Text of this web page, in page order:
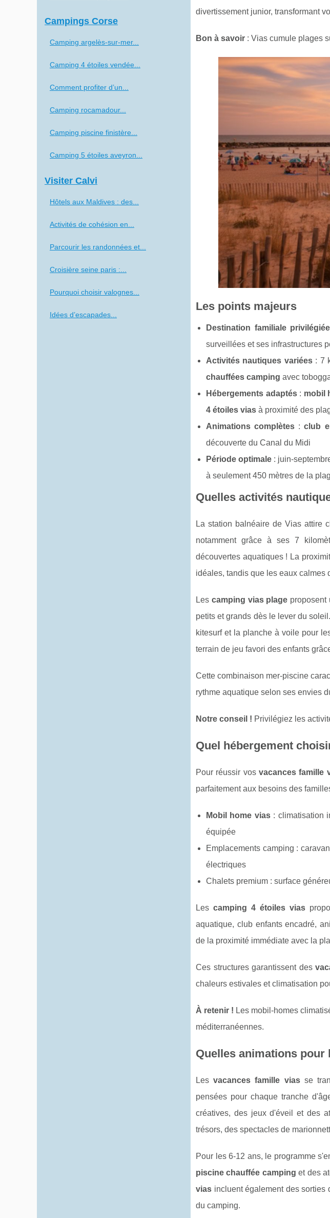
divertissement junior, transformant
Bon à savoir : Vias cumule plages
Les points majeurs
Destination familiale privilégiée
surveillées et ses infrastructures
Activités nautiques variées: 7
chauffées camping avec
Hébergements adaptés: mobil
4 étoiles vias à proximité des
Animations complètes :club
découverte du Canal du Midi
Période optimale : juin-
à seulement 450 mètres de la
Quelles activités
La station balnéaire de Vias attire
notamment grâce à ses 7
découvertes aquatiques ! La
idéales, tandis que les eaux calmes
Les camping vias plage proposent
petits et grands dès le lever du
kitesurf et la planche à voile pour
terrain de jeu favori des enfants
Cette combinaison mer-piscine
rythme aquatique selon ses envies
Notre conseil ! Privilégiez les
Quel hébergement
Pour réussir vos vacances famille
parfaitement aux besoins des
Mobil home vias: climatisation
équipée
Emplacements camping :
électriques
Chalets premium : surface
Les camping 4 étoiles vias
aquatique, club enfants encadré,
de la proximité immédiate avec la
Ces structures garantissent des
chaleurs estivales et climatisation
À retenir ! Les mobil-homes
méditerranéennes.
Quelles animations pour
Lesvacances famille viasse
pensées pour chaque tranche
créatives, des jeux d'éveil et des
trésors, des spectacles de
Pour les 6-12 ans, le programme
piscine chauffée camping et des
vias incluent également des
du camping.
Campings Corse
Camping argelès-sur-mer...
Camping 4 étoiles vendée...
Comment profiter d’un...
Camping rocamadour...
Camping piscine finistère...
Camping 5 étoiles aveyron...
Visiter Calvi
Hôtels aux Maldives : des...
Activités de cohésion en...
Parcourir les randonnées et...
Croisière seine paris :...
Pourquoi choisir valognes...
Idées d’escapades...